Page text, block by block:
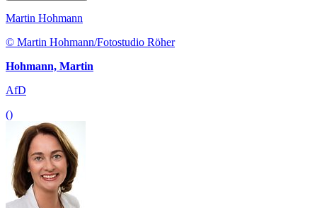
Martin Hohmann
© Martin Hohmann/Fotostudio Röher
Hohmann, Martin
AfD
()